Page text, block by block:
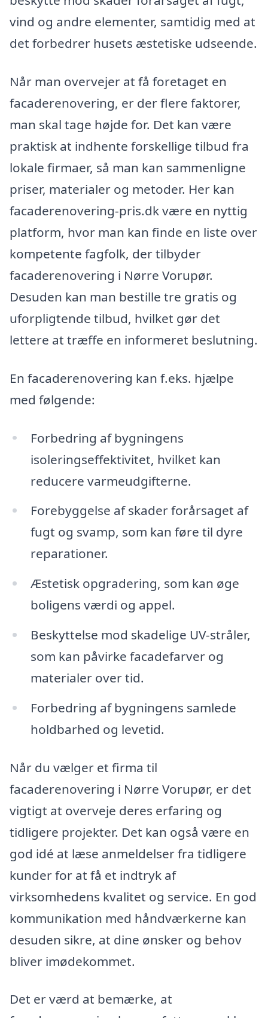
vind og andre elementer, samtidig med at
det forbedrer husets æstetiske udseende.
Når man overvejer at få foretaget en
facaderenovering, er der flere faktorer,
man skal tage højde for. Det kan være
praktisk at indhente forskellige tilbud fra
lokale firmaer, så man kan sammenligne
priser, materialer og metoder. Her kan
facaderenovering-pris.dk være en nyttig
platform, hvor man kan finde en liste over
kompetente fagfolk, der tilbyder
facaderenovering i Nørre Vorupør.
Desuden kan man bestille tre gratis og
uforpligtende tilbud, hvilket gør det
lettere at træffe en informeret beslutning.
En facaderenovering kan f.eks. hjælpe
med følgende:
Forbedring af bygningens
isoleringseffektivitet, hvilket kan
reducere varmeudgifterne.
Forebyggelse af skader forårsaget af
fugt og svamp, som kan føre til dyre
reparationer.
Æstetisk opgradering, som kan øge
boligens værdi og appel.
Beskyttelse mod skadelige UV-stråler,
som kan påvirke facadefarver og
materialer over tid.
Forbedring af bygningens samlede
holdbarhed og levetid.
Når du vælger et firma til
facaderenovering i Nørre Vorupør, er det
vigtigt at overveje deres erfaring og
tidligere projekter. Det kan også være en
god idé at læse anmeldelser fra tidligere
kunder for at få et indtryk af
virksomhedens kvalitet og service. En god
kommunikation med håndværkerne kan
desuden sikre, at dine ønsker og behov
bliver imødekommet.
Det er værd at bemærke, at